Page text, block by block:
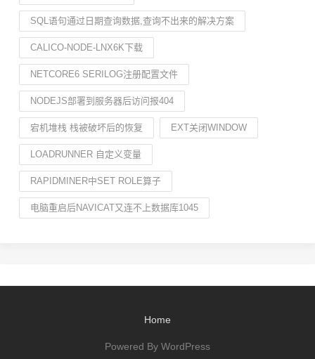
SQL语句通过日期查询数据,查询不出来的解决方案
CALICO-NODE-LNX6K下载
NETCORE6 SERILOG注册配置文件
NODEJS部署到服务器后访问报404
宕机堆栈 栈被破坏后的恢复 EXT关闭WINDOW
LOADRUNNER 自定义变量
RAPIDMINER中SET ROLE算子
电脑重启后NAVICAT又连不上数据库1045
Home
Powered By WordPress